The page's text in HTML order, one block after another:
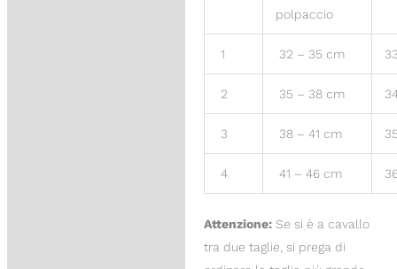
polpaccio
1 32 – 35 cm
2 35 – 38 cm
3 38 – 41 cm
4 41 – 46 cm
Attenzione:Se si è a cavallo
tra due taglie, si prega di